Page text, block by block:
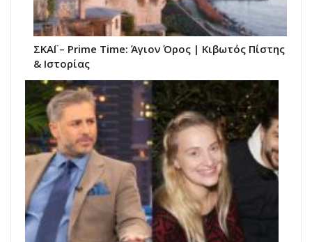
ΣΚΑΪ – Prime Time: Άγιον Όρος | Κιβωτός Πίστης
& Ιστορίας